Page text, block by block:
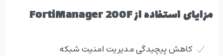
مزایای استفاده از FortiManager 200F
کاهش پیچیدگی مدیریت امنیت شبکه